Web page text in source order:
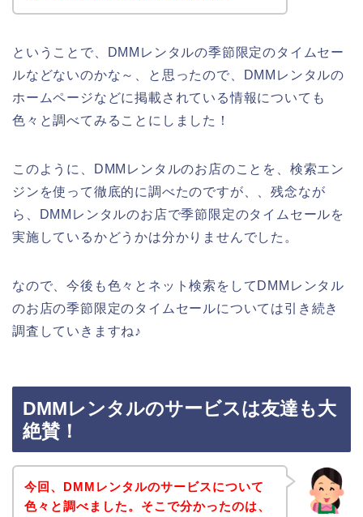
ということで、DMMレンタルの季節限定のタイムセー
ルなどないのかな～、と思ったので、DMMレンタルの
ホームページなどに掲載されている情報についても
色々と調べてみることにしました！
このように、DMMレンタルのお店のことを、検索エン
ジンを使って徹底的に調べたのですが、、残念なが
ら、DMMレンタルのお店で季節限定のタイムセールを
実施しているかどうかは分かりませんでした。
なので、今後も色々とネット検索をしてDMMレンタル
のお店の季節限定のタイムセールについては引き続き
調査していきますね♪
DMMレンタルのサービスは友達も大
絶賛！
今回、DMMレンタルのサービスについて
色々と調べました。そこで分かったのは、